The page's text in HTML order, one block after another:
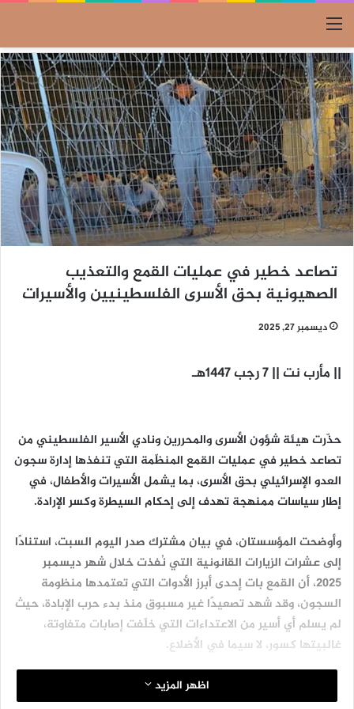
القائمة
تصاعد خطير في عمليات القمع والتعذيب
الصهيونية بحق الأسرى الفلسطينيين والأسيرات
ديسمبر 27, 2025
|| مأرب نت || 7 رجب 1447هـ
حذّرت هيئة شؤون الأسرى والمحررين ونادي الأسير الفلسطيني من
تصاعد خطير في عمليات القمع المنظّمة التي تنفذها إدارة سجون
العدو الإسرائيلي بحق الأسرى، بما يشمل الأسيرات والأطفال، في
إطار سياسات ممنهجة تهدف إلى إحكام السيطرة وكسر الإرادة.
وأوضحت المؤسستان، في بيان مشترك صدر اليوم السبت، استنادًا
إلى عشرات الزيارات القانونية التي نُفذت خلال شهر ديسمبر
2025، أن القمع بات إحدى أبرز الأدوات التي تعتمدها منظومة
السجون، وقد شهد تصعيدًا غير مسبوق منذ بدء حرب الإبادة، حيث
لم يسلم أي أسير من الاعتداءات التي خلّفت إصابات متفاوتة،
غالبيتها كسور، لا سيما في الأضلاع.
وكشف البيان أن الطواقم القانونية وثّقت خلال الشهر ذاته إفادات
اظهر المزيد